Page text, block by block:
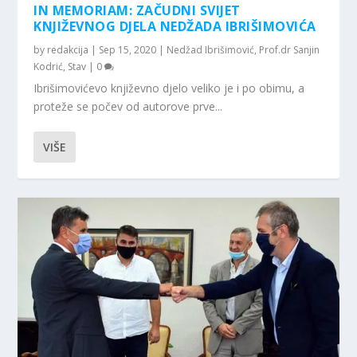
IN MEMORIAM: ZAČUDNI SVIJET
KNJIŽEVNOG DJELA NEDŽADA IBRIŠIMOVIĆA
by redakcija | Sep 15, 2020 | Nedžad Ibrišimović, Prof.dr Sanjin
Kodrić, Stav | 0
Ibrišimovićevo književno djelo veliko je i po obimu, a
proteže se počev od autorove prve...
VIŠE